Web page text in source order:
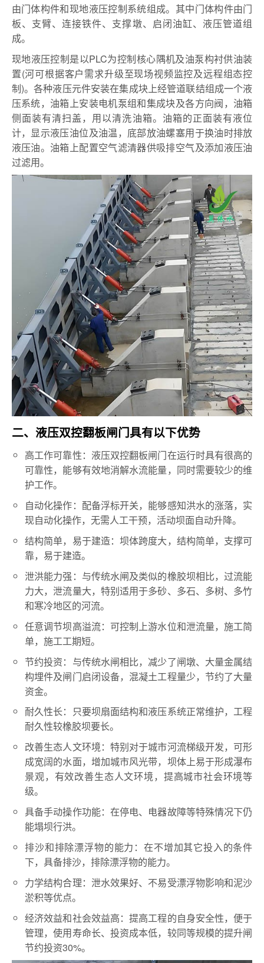
由门体构件和现地液压控制系统组成。其中门体构件由门
板、支臂、连接铁件、支撑墩、启闭油缸、液压管道组
成。
现地液压控制是以PLC为控制核心隅机及油泵构衬供油装
置(河可根据客户需求升级至现场视频监控及远程组态控
制)。各种液压元件安装在集成块上经管道联结组成一个液
压系统，油箱上安装电机泵组和集成块及各方向阀，油箱
侧面装有清扫盖，用以清洗油箱。油箱的正面装有液位
计，显示液压油位及油温，底部放油螺塞用于换油时排放
液压油。油箱上配置空气滤清器供吸排空气及添加液压油
过滤用。
二、液压双控翻板闸门具有以下优势
高工作可靠性：液压双控翻板闸门在运行时具有很高的
可靠性，能够有效地消解水流能量，同时需要较少的维
护工作。
自动化操作：配备浮标开关，能够感知洪水的涨落，实
现自动化操作，无需人工干预，活动坝面自动升降。
结构简单，易于建造：坝体跨度大，结构简单，支撑可
靠，易于建造。
泄洪能力强：与传统水闸及类似的橡胶坝相比，过流能
力大，泄流量大，特别适用于多砂、多石、多树、多竹
和寒冷地区的河流。
任意调节坝高溢流：可控制上游水位和泄流量，施工简
单，施工工期短。
节约投资：与传统水闸相比，减少了闸墩、大量金属结
构埋件及闸门启闭设备，混凝土工程量少，节约了大量
资金。
耐久性长：只要坝扇面结构和液压系统正常维护，工程
耐久性较橡胶坝要长。
改善生态人文环境：特别对于城市河流梯级开发，可形
成宽阔的水面，增加城市风光带，坝体上易于形成瀑布
景观，有效改善生态人文环境，提高城市社会环境等
级。
具备手动操作功能：在停电、电器故障等特殊情况下仍
能塌坝行洪。
排沙和排除漂浮物的能力：在不增加其它投入的条件
下，具备排沙，排除漂浮物的能力。
力学结构合理：泄水效果好、不易受漂浮物影响和泥沙
淤积等优点。
经济效益和社会效益高：提高工程的自身安全性，便于
管理，使用寿命长、投资成本低，较同等规模的提升闸
节约投资30%。